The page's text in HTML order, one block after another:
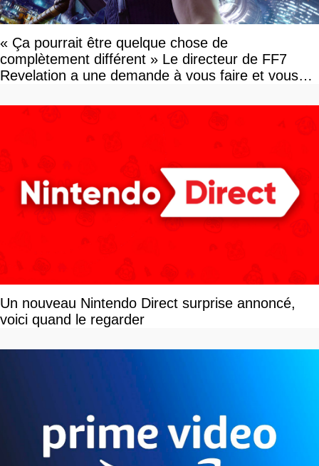
« Ça pourrait être quelque chose de
complètement différent » Le directeur de FF7
Revelation a une demande à vous faire et vous
Un nouveau Nintendo Direct surprise annoncé,
voici quand le regarder